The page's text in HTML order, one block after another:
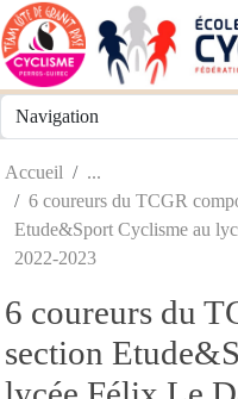
Accueil
6 coureurs du TCGR
Etude&Sport Cyclisme au
2022-2023
6 coureurs du
section
Panneau de gestion des cookies